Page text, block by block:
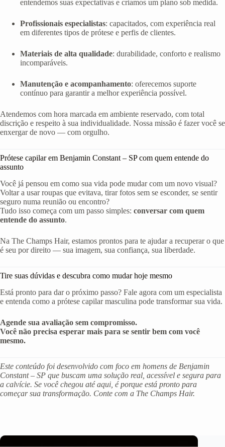
entendemos suas expectativas e criamos um plano sob medida.
Profissionais especialistas: capacitados, com experiência real
em diferentes tipos de prótese e perfis de clientes.
Materiais de alta qualidade: durabilidade, conforto e realismo
incomparáveis.
Manutenção e acompanhamento: oferecemos suporte
contínuo para garantir a melhor experiência possível.
Atendemos com hora marcada em ambiente reservado, com total
discrição e respeito à sua individualidade. Nossa missão é fazer você se
enxergar de novo — com orgulho.
Prótese capilar em Benjamin Constant – SP com quem entende do
assunto
Você já pensou em como sua vida pode mudar com um novo visual?
Voltar a usar roupas que evitava, tirar fotos sem se esconder, se sentir
seguro numa reunião ou encontro?
Tudo isso começa com um passo simples: conversar com quem
entende do assunto.
Na The Champs Hair, estamos prontos para te ajudar a recuperar o que
é seu por direito — sua imagem, sua confiança, sua liberdade.
Tire suas dúvidas e descubra como mudar hoje mesmo
Está pronto para dar o próximo passo? Fale agora com um especialista
e entenda como a prótese capilar masculina pode transformar sua vida.
Agende sua avaliação sem compromisso.
Você não precisa esperar mais para se sentir bem com você
mesmo.
Este conteúdo foi desenvolvido com foco em homens de Benjamin
Constant – SP que buscam uma solução real, acessível e segura para
a calvície. Se você chegou até aqui, é porque está pronto para
começar sua transformação. Conte com a The Champs Hair.